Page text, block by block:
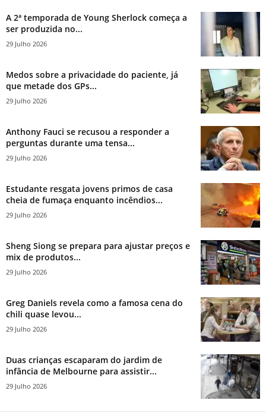
A 2ª temporada de Young Sherlock começa a
ser produzida no...
29 Julho 2026
Medos sobre a privacidade do paciente, já
que metade dos GPs...
29 Julho 2026
Anthony Fauci se recusou a responder a
perguntas durante uma tensa...
29 Julho 2026
Estudante resgata jovens primos de casa
cheia de fumaça enquanto incêndios...
29 Julho 2026
Sheng Siong se prepara para ajustar preços e
mix de produtos...
29 Julho 2026
Greg Daniels revela como a famosa cena do
chili quase levou...
29 Julho 2026
Duas crianças escaparam do jardim de
infância de Melbourne para assistir...
29 Julho 2026